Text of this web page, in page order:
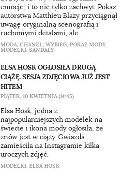
emocje, i to nie tylko zachwyt. Pokaz
autorstwa Matthieu Blazy przyciągnął
uwagę oryginalną scenografią i
ruchomymi detalami, ale...
MODA, CHANEL, WYBIEG, POKAZ MODY,
MODELKI, SANDAŁY
ELSA HOSK OGŁOSIŁA DRUGĄ
CIĄŻĘ. SESJA ZDJĘCIOWA JUŻ JEST
HITEM
PIĄTEK, 10 KWIETNIA (14:45)
Elsa Hosk, jedna z
najpopularniejszych modelek na
świecie i ikona mody ogłosiła, że
znów jest w ciąży. Gwiazda
zamieściła na Instagramie kilka
uroczych zdjęć.
MODELKI, ELSA HOSK